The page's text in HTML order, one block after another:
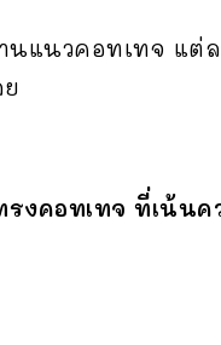
นแนวคอทเทจ แ
งคอทเทจ ที่เน้นค